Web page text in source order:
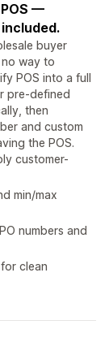
—
buyer
way to
POS into a full
pre-defined
then
and custom
the POS.
customer-
min/max
numbers and
clean